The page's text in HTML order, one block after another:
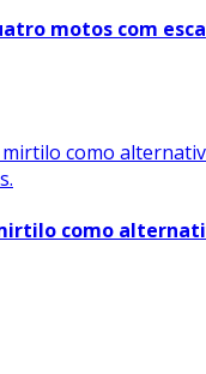
motos com
como